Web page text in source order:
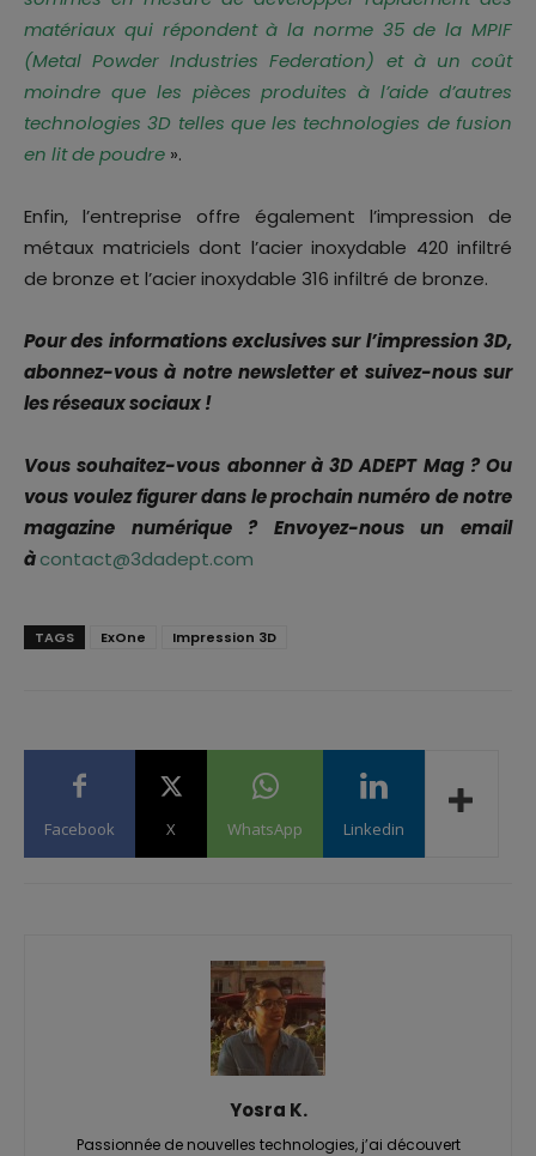
matériaux qui répondent à la norme 35 de la MPIF
(Metal Powder Industries Federation) et à un coût
moindre que les pièces produites à l’aide d’autres
technologies 3D telles que les technologies de fusion
en lit de poudre ».
Enfin, l’entreprise offre également l’impression de
métaux matriciels dont l’acier inoxydable 420 infiltré
de bronze et l’acier inoxydable 316 infiltré de bronze.
Pour des informations exclusives sur l’impression 3D,
abonnez-vous à notre newsletter et suivez-nous sur
les réseaux sociaux !
Vous souhaitez-vous abonner à 3D ADEPT Mag ? Ou
vous voulez figurer dans le prochain numéro de notre
magazine numérique ? Envoyez-nous un email
àcontact@3dadept.com
TAGS ExOne Impression 3D
Facebook X WhatsApp Linkedin
Yosra K.
Passionnée de nouvelles technologies, j’ai découvert